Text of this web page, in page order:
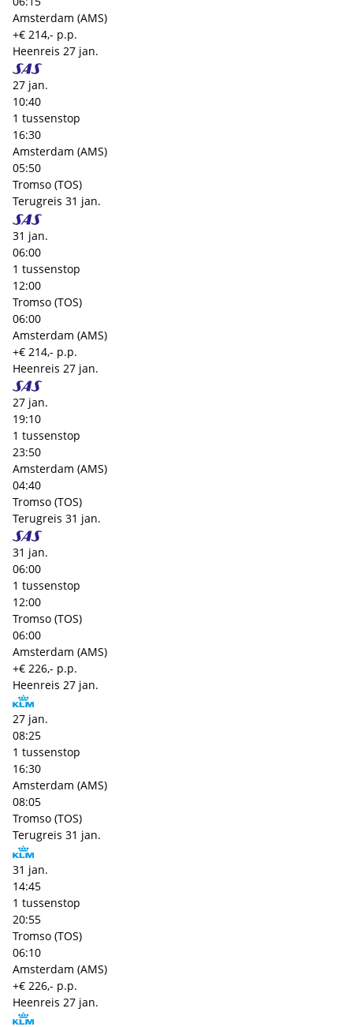
Amsterdam (AMS)
+€ 214,- p.p.
Heenreis 27 jan.
27 jan.
10:40
1 tussenstop
16:30
Amsterdam (AMS)
05:50
Tromso (TOS)
Terugreis 31 jan.
31 jan.
06:00
1 tussenstop
12:00
Tromso (TOS)
06:00
Amsterdam (AMS)
+€ 214,- p.p.
Heenreis 27 jan.
27 jan.
19:10
1 tussenstop
23:50
Amsterdam (AMS)
04:40
Tromso (TOS)
Terugreis 31 jan.
31 jan.
06:00
1 tussenstop
12:00
Tromso (TOS)
06:00
Amsterdam (AMS)
+€ 226,- p.p.
Heenreis 27 jan.
27 jan.
08:25
1 tussenstop
16:30
Amsterdam (AMS)
08:05
Tromso (TOS)
Terugreis 31 jan.
31 jan.
14:45
1 tussenstop
20:55
Tromso (TOS)
06:10
Amsterdam (AMS)
+€ 226,- p.p.
Heenreis 27 jan.